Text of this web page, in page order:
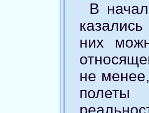
В
них
не
полеты